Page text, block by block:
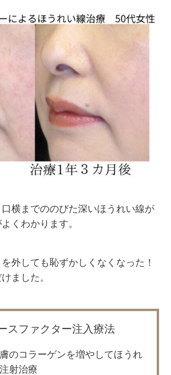
横までののびた深いほうれい線が
くわかります。
外しても恥ずかしくなくなった！
ました。
スファクター注入療法
のコラーゲンを増やしてほうれ
射治療